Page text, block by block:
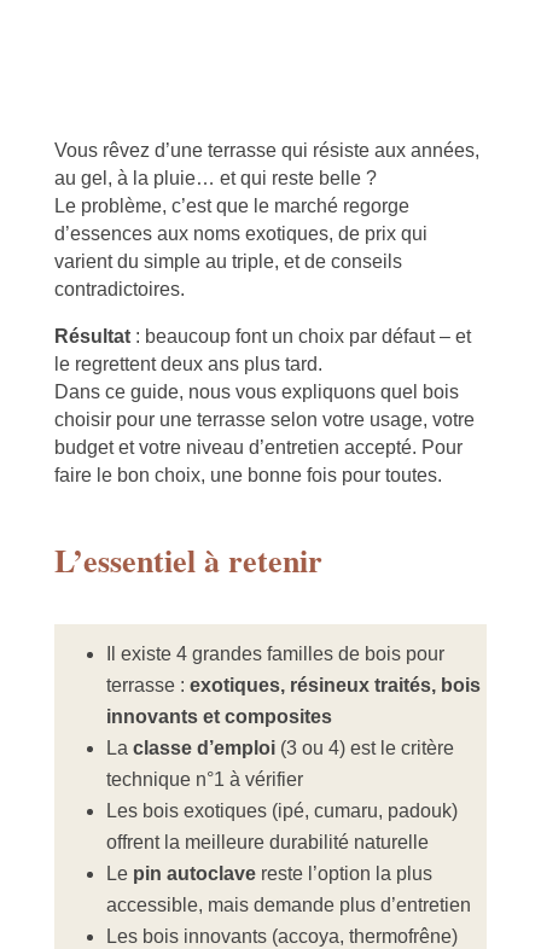
Vous rêvez d’une terrasse qui résiste aux années,
au gel, à la pluie… et qui reste belle ?
Le problème, c’est que le marché regorge
d’essences aux noms exotiques, de prix qui
varient du simple au triple, et de conseils
contradictoires.
Résultat: beaucoup font un choix par défaut – et
le regrettent deux ans plus tard.
Dans ce guide, nous vous expliquons quel bois
choisir pour une terrasse selon votre usage, votre
budget et votre niveau d’entretien accepté. Pour
faire le bon choix, une bonne fois pour toutes.
L’essentiel à retenir
Il existe 4 grandes familles de bois pour
terrasse : exotiques, résineux traités, bois
innovants et composites
La classe d’emploi(3 ou 4) est le critère
technique n°1 à vérifier
Les bois exotiques (ipé, cumaru, padouk)
offrent la meilleure durabilité naturelle
Le pin autoclavereste l’option la plus
accessible, mais demande plus d’entretien
Les bois innovants (accoya, thermofrêne)